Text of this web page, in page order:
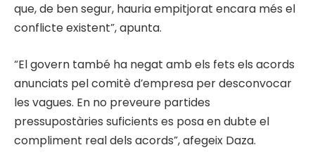
que, de ben segur, hauria empitjorat encara més el
conflicte existent”, apunta.
“El govern també ha negat amb els fets els acords
anunciats pel comitè d’empresa per desconvocar
les vagues. En no preveure partides
pressupostàries suficients es posa en dubte el
compliment real dels acords”, afegeix Daza.